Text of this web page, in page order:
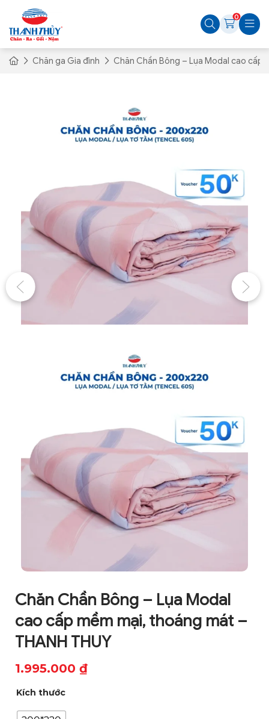
0
Chăn ga Gia đình Chăn Chần Bông – Lụa Modal cao cấp
Chăn Chần Bông – Lụa Modal
cao cấp mềm mại, thoáng mát –
THANH THUY
1.995.000 ₫
Kích thước